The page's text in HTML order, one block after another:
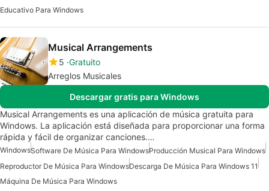
Educativo Para Windows
Musical Arrangements
5 Gratuito
Arreglos Musicales
Descargar gratis para Windows
Musical Arrangements es una aplicación de música gratuita para
Windows. La aplicación está diseñada para proporcionar una forma
rápida y fácil de organizar canciones.…
WindowsSoftware De Música Para WindowsProducción Musical Para Windows
Reproductor De Música Para WindowsDescarga De Música Para Windows 11
Máquina De Música Para Windows